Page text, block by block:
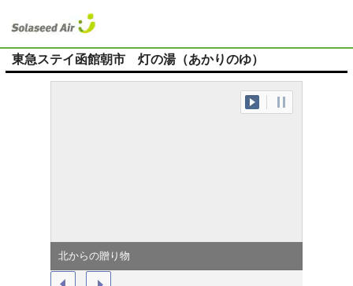
東急ステイ函館朝市 灯の湯（あかりのゆ）
北からの贈り物